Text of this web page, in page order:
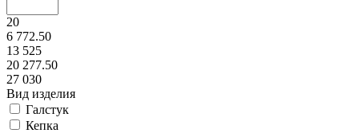
20
6 772.50
13 525
20 277.50
27 030
Вид изделия
Галстук
Кепка